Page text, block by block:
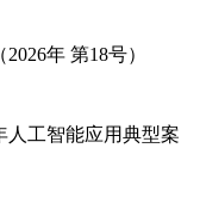
年 第18号）
人工智能应用典型案